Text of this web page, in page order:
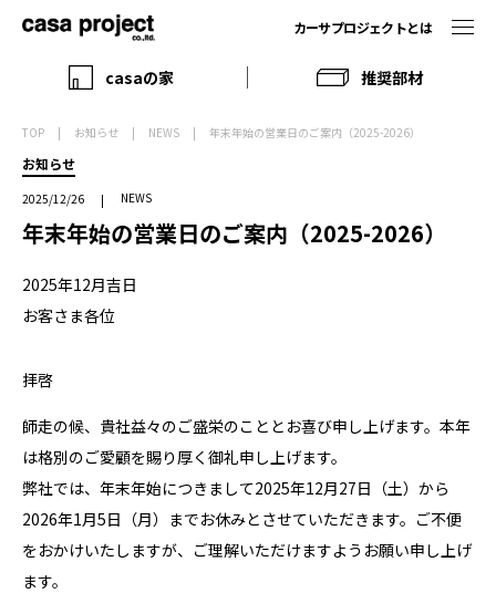
カーサプロジェクトとは
casaの家 推奨部材
お知らせ
TOP お知らせ NEWS 年末年始の営業日のご案内（2025-2026）
2025/12/26 NEWS
年末年始の営業日のご案内（2025-2026）
2025年12月吉日
お客さま各位
拝啓
師走の候、貴社益々のご盛栄のこととお喜び申し上げます。本年
は格別のご愛顧を賜り厚く御礼申し上げます。
弊社では、年末年始につきまして2025年12月27日（土）から
2026年1月5日（月）までお休みとさせていただきます。ご不便
をおかけいたしますが、ご理解いただけますようお願い申し上げ
ます。